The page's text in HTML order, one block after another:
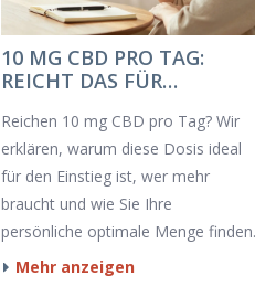
10 MG CBD PRO TAG:
REICHT DAS FÜR
TIPPS
Reichen 10 mg CBD pro Tag? Wir
erklären, warum diese Dosis ideal
für den Einstieg ist, wer mehr
braucht und wie Sie Ihre
persönliche optimale Menge finden.
Mehr anzeigen